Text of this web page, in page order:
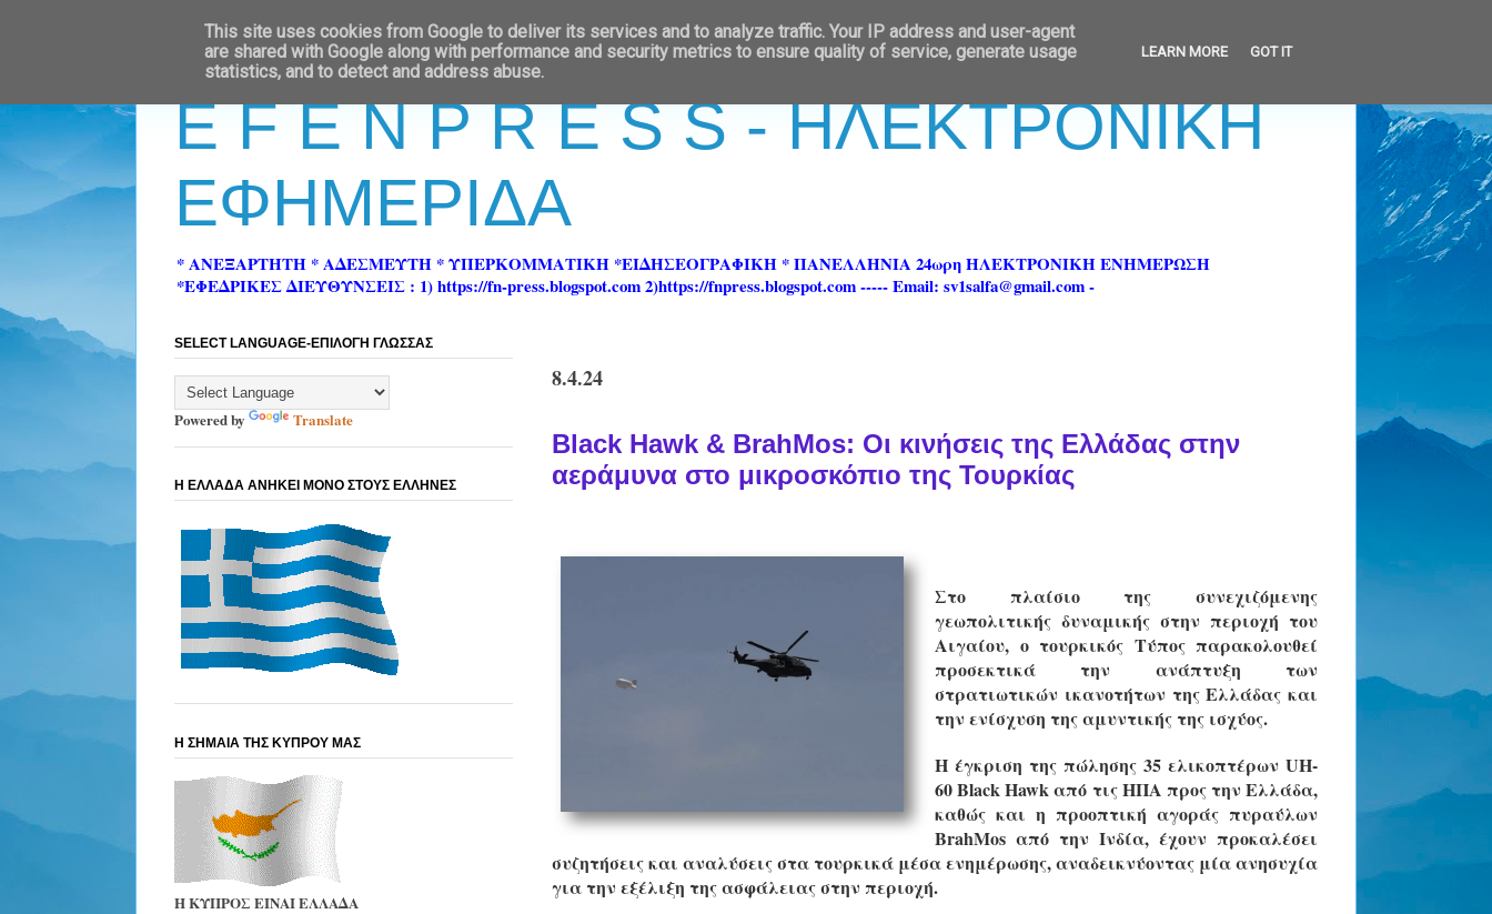
E F E N P R E S S - ΗΛΕΚΤΡΟΝΙΚΗ
ΕΦΗΜΕΡΙΔΑ
* ΑΝΕΞΑΡΤΗΤΗ * ΑΔΕΣΜΕΥΤΗ * ΥΠΕΡΚΟΜΜΑΤΙΚΗ *ΕΙΔΗΣΕΟΓΡΑΦΙΚΗ * ΠΑΝΕΛΛΗΝΙΑ 24ωρη ΗΛΕΚΤΡΟΝΙΚΗ ΕΝΗΜΕΡΩΣΗ
*ΕΦΕΔΡΙΚΕΣ ΔΙΕΥΘΥΝΣΕΙΣ : 1) https://fn-press.blogspot.com 2)https://fnpress.blogspot.com ----- Email: sv1salfa@gmail.com -
8.4.24
Black Hawk & BrahMos: Οι κινήσεις της Ελλάδας στην
αεράμυνα στο μικροσκόπιο της Τουρκίας
Στο πλαίσιο της συνεχιζόμενης
γεωπολιτικής δυναμικής στην περιοχή του
Αιγαίου, ο τουρκικός Τύπος παρακολουθεί
προσεκτικά την ανάπτυξη των
στρατιωτικών ικανοτήτων της Ελλάδας και
την ενίσχυση της αμυντικής της ισχύος.
Η έγκριση της πώλησης 35 ελικοπτέρων UH-
60 Black Hawk από τις ΗΠΑ προς την Ελλάδα,
καθώς και η προοπτική αγοράς πυραύλων
BrahMos από την Ινδία, έχουν προκαλέσει
συζητήσεις και αναλύσεις στα τουρκικά μέσα ενημέρωσης, αναδεικνύοντας μία ανησυχία
για την εξέλιξη της ασφάλειας στην περιοχή.
SELECT LANGUAGE-ΕΠΙΛΟΓΗ ΓΛΩΣΣΑΣ
Powered by Translate
Η ΕΛΛΑΔΑ ΑΝΗΚΕΙ ΜΟΝΟ ΣΤΟΥΣ ΕΛΛΗΝΕΣ
Η ΣΗΜΑΙΑ ΤΗΣ ΚΥΠΡΟΥ ΜΑΣ
Η ΚΥΠΡΟΣ ΕΙΝΑΙ ΕΛΛΑΔΑ
This site uses cookies from Google to deliver its services and to analyze traffic. Your IP address and user-agent
are shared with Google along with performance and security metrics to ensure quality of service, generate usage
statistics, and to detect and address abuse.
LEARN MORE GOT IT